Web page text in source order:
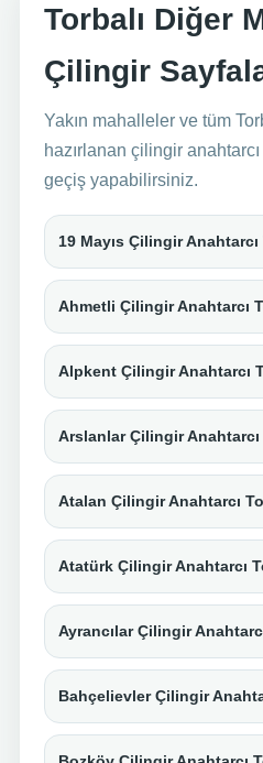
Torbalı Diğer
Çilingir
Yakın mahalleler ve tüm
hazırlanan çilingir
geçiş yapabilirsiniz.
19 Mayıs Çilingir Anahtarcı
Ahmetli Çilingir Anahtarcı
Alpkent Çilingir Anahtarcı
Arslanlar Çilingir Anahtarcı
Atalan Çilingir Anahtarcı
Atatürk Çilingir Anahtarcı
Ayrancılar Çilingir
Bahçelievler Çilingir